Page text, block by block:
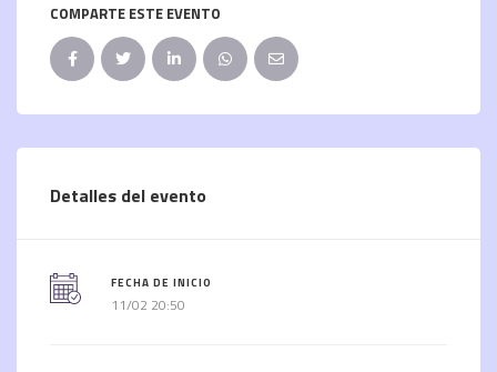
COMPARTE ESTE EVENTO
Detalles del evento
FECHA DE INICIO
11/02 20:50